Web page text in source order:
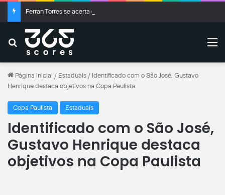
Buscar
Página inicial / Estaduais / Identificado com o São José, Gustavo
Henrique destaca objetivos na Copa Paulista
Copa Paulista Estaduais
Identificado com o São José,
Gustavo Henrique destaca
objetivos na Copa Paulista